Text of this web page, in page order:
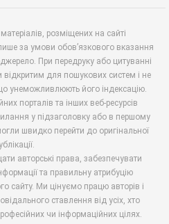
розміщених на сайті
за умови обов’язкового вказання
При передруку або цитуванні
для пошукових систем і не
унеможливлюють його індексацію.
порталів та інших веб-ресурсів
у підзаголовку або в першому
швидко перейти до оригінальної
авторські права, забезпечувати
та правильну атрибуцію
сайту. Ми цінуємо працю авторів і
ставлення від усіх, хто
чи інформаційних цілях.